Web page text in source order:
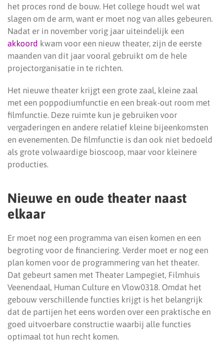
het proces rond de bouw. Het college houdt wel wat
slagen om de arm, want er moet nog van alles gebeuren.
Nadat er in november vorig jaar uiteindelijk een
akkoord kwam voor een nieuw theater, zijn de eerste
maanden van dit jaar vooral gebruikt om de hele
projectorganisatie in te richten.
Het nieuwe theater krijgt een grote zaal, kleine zaal
met een poppodiumfunctie en een break-out room met
filmfunctie. Deze ruimte kun je gebruiken voor
vergaderingen en andere relatief kleine bijeenkomsten
en evenementen. De filmfunctie is dan ook niet bedoeld
als grote volwaardige bioscoop, maar voor kleinere
producties.
Nieuwe en oude theater naast
elkaar
Er moet nog een programma van eisen komen en een
begroting voor de financiering. Verder moet er nog een
plan komen voor de programmering van het theater.
Dat gebeurt samen met Theater Lampegiet, Filmhuis
Veenendaal, Human Culture en Vlow0318. Omdat het
gebouw verschillende functies krijgt is het belangrijk
dat de partijen het eens worden over een praktische en
goed uitvoerbare constructie waarbij alle functies
optimaal tot hun recht komen.